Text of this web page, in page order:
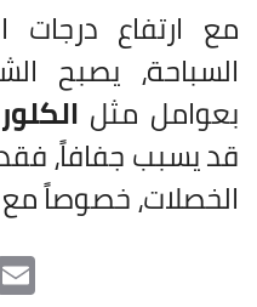
مع ارتفاع
السباحة، يصبح
بعوامل مثل الكلور
قد يسبب جفافاً،
الخصلات، خصوصاً مع